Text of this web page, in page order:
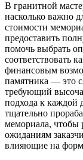
В гранитной
насколько важно
стоимости
предоставить
помочь выбрать
соответствовать
финансовым
памятника — это
требующий
подхода к каждой
тщательно
мемориала, чтобы
ожиданиям
влияющие на